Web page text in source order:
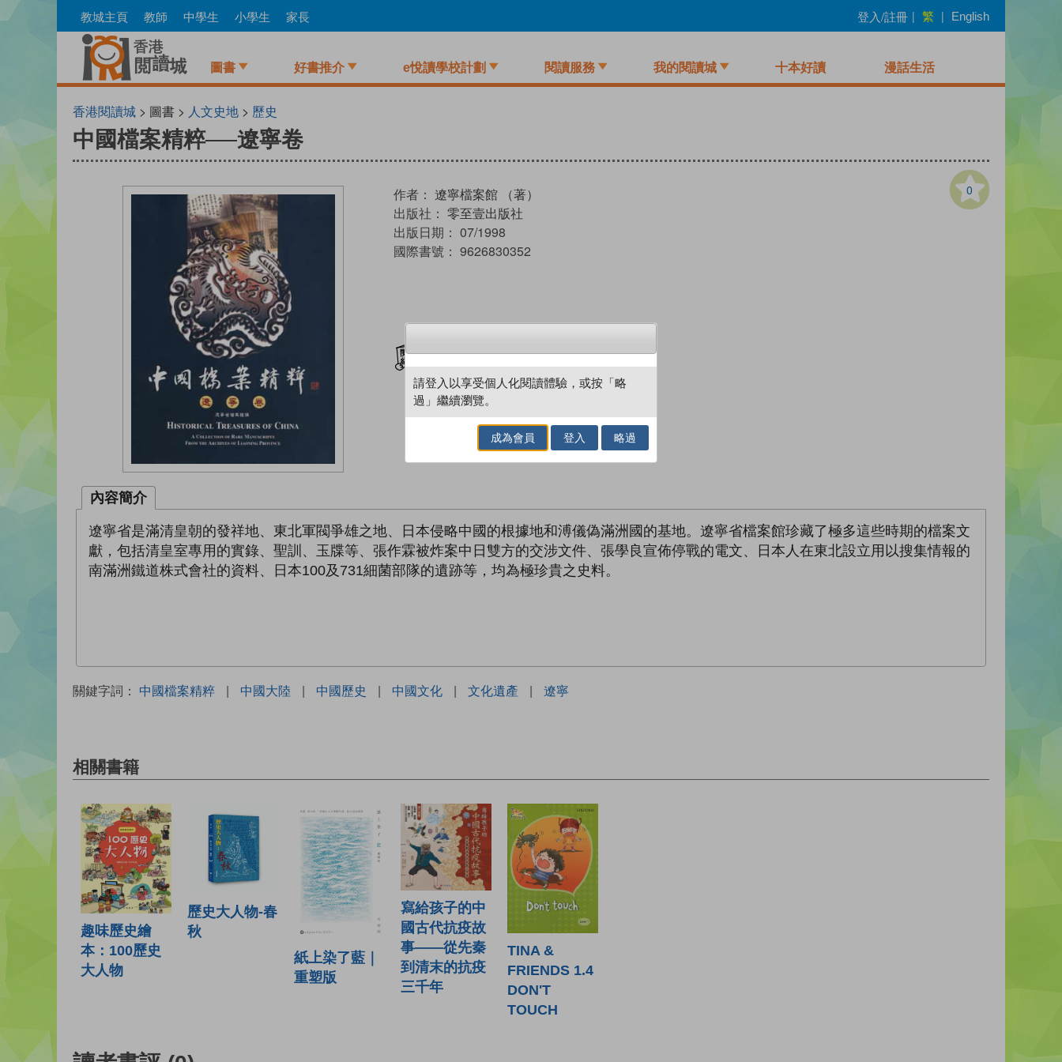
to
教城主頁 教師 中學生 小學生 家長 登入/註冊 | 繁 | English
圖書 好書推介 e悅讀學校計劃 閱讀服務 我的閱讀城 十本好讀 漫話生活
香港閱讀城 > 圖書 > 人文史地 > 歷史
中國檔案精粹──遼寧卷
0
作者： 遼寧檔案館 （著）
出版社： 零至壹出版社
出版日期： 07/1998
國際書號： 9626830352
內容簡介
遼寧省是滿清皇朝的發祥地、東北軍閥爭雄之地、日本侵略中國的根據地和溥儀偽滿洲國的基地。遼寧省檔案館珍藏了極多這些時期的檔案文
獻，包括清皇室專用的實錄、聖訓、玉牒等、張作霖被炸案中日雙方的交涉文件、張學良宣佈停戰的電文、日本人在東北設立用以搜集情報的
南滿洲鐵道株式會社的資料、日本100及731細菌部隊的遺跡等，均為極珍貴之史料。
關鍵字詞： 中國檔案精粹 | 中國大陸 | 中國歷史 | 中國文化 | 文化遺產 | 遼寧
相關書籍
趣味歷史繪
本：100歷史
大人物
歷史大人物-春
秋
紙上染了藍｜
重塑版
寫給孩子的中
國古代抗疫故
事——從先秦
到清末的抗疫
三千年
TINA &
FRIENDS 1.4
DON'T
TOUCH
請登入以享受個人化閱讀體驗，或按「略
過」繼續瀏覽。
成為會員 登入 略過